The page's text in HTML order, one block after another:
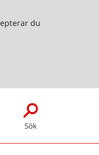
du
Sök